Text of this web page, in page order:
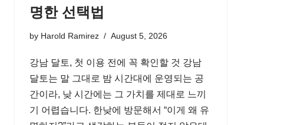
명한 선택법
by Harold Ramirez August 5, 2026
강남 달토, 첫 이용 전에 꼭 확인할 것 강남
달토는 말 그대로 밤 시간대에 운영되는 공
간이라, 낮 시간에는 그 가치를 제대로 느끼
기 어렵습니다. 한낮에 방문해서 “이게 왜 유